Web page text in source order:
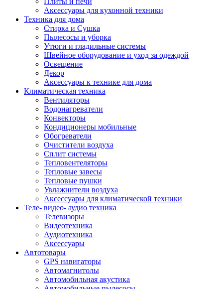
Аксессуары для кухонной техники
Техника для дома
Стирка и Сушка
Пылесосы и уборка
Утюги и гладильные системы
Швейное оборудование и уход за одеждой
Освещение
Декор
Аксессуары к технике для дома
Климатическая техника
Вентиляторы
Водонагреватели
Конвекторы
Кондиционеры мобильные
Обогреватели
Очистители воздуха
Сплит системы
Тепловентеляторы
Тепловые завесы
Тепловые пушки
Увлажнители воздуха
Аксессуары для климатической техники
Теле- видео- аудио техника
Телевизоры
Видеотехника
Аудиотехника
Аксессуары
Автотовары
GPS навигаторы
Автомагнитолы
Автомобильная акустика